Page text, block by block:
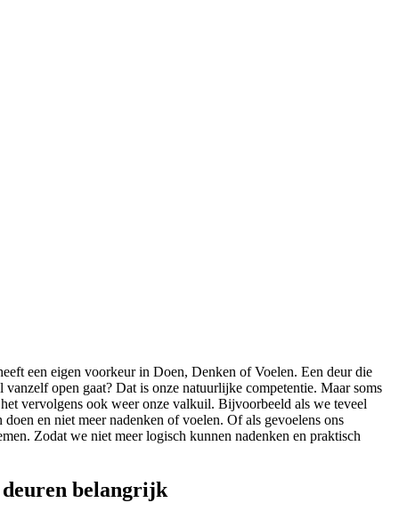
een eigen voorkeur in Doen, Denken of Voelen. Een deur die
vanzelf open gaat? Dat is onze natuurlijke competentie. Maar soms
vervolgens ook weer onze valkuil. Bijvoorbeeld als we teveel
doen en niet meer nadenken of voelen. Of als gevoelens ons
Zodat we niet meer logisch kunnen nadenken en praktisch
belangrijk